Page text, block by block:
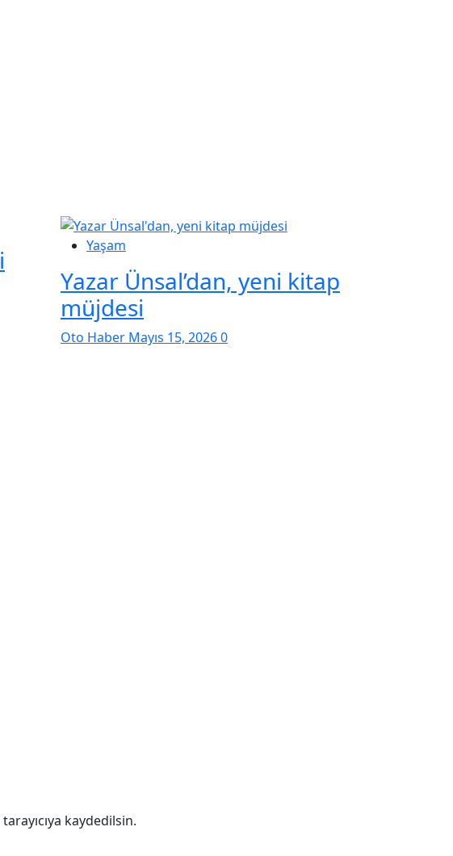
Yaşam
Yazar Ünsal’dan, yeni kitap
müjdesi
Oto Haber Mayıs 15, 20260
kaydedilsin.